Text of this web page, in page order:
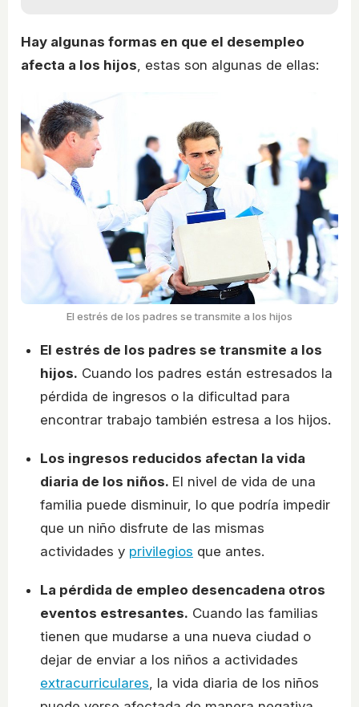
Hay algunas formas en que el desempleo
afecta a los hijos , estas son algunas de ellas:
El estrés de los padres se transmite a los hijos
El estrés de los padres se transmite a los
hijos. Cuando los padres están estresados la
pérdida de ingresos o la dificultad para
encontrar trabajo también estresa a los hijos.
Los ingresos reducidos afectan la vida
diaria de los niños. El nivel de vida de una
familia puede disminuir, lo que podría impedir
que un niño disfrute de las mismas
actividades y privilegios que antes.
La pérdida de empleo desencadena otros
eventos estresantes. Cuando las familias
tienen que mudarse a una nueva ciudad o
dejar de enviar a los niños a actividades
extracurriculares , la vida diaria de los niños